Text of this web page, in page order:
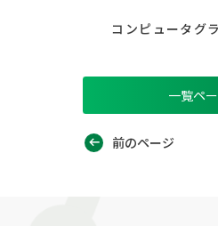
コンピュータグ
前のページ
一覧ペ